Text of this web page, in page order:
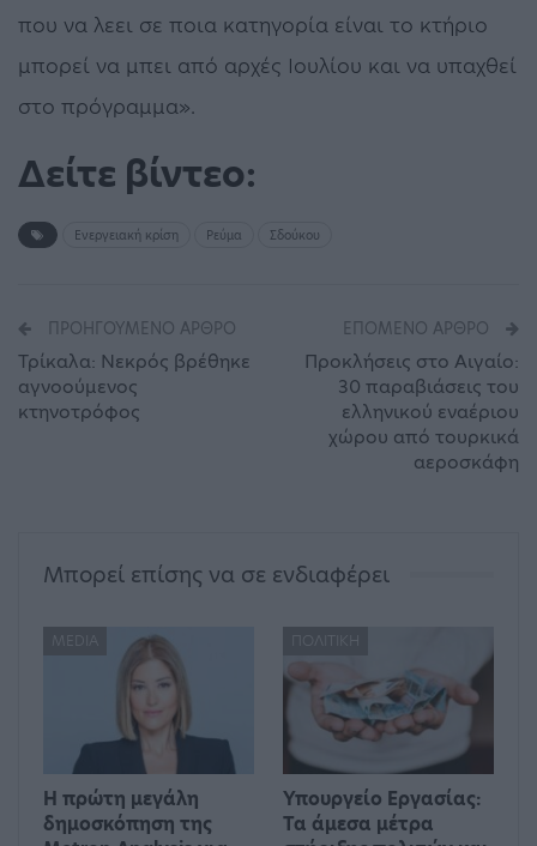
που να λεει σε ποια κατηγορία είναι το κτήριο
μπορεί να μπει από αρχές Ιουλίου και να υπαχθεί
στο πρόγραμμα».
Δείτε βίντεο:
Ενεργειακή κρίση Ρεύμα Σδούκου
ΠΡΟΗΓΟΎΜΕΝΟ ΆΡΘΡΟ
Τρίκαλα: Νεκρός βρέθηκε
αγνοούμενος
κτηνοτρόφος
ΕΠΌΜΕΝΟ ΆΡΘΡΟ
Προκλήσεις στο Αιγαίο:
30 παραβιάσεις του
ελληνικού εναέριου
χώρου από τουρκικά
αεροσκάφη
Μπορεί επίσης να σε ενδιαφέρει
MEDIA
Η πρώτη μεγάλη
δημοσκόπηση της
ΠΟΛΙΤΙΚΉ
Υπουργείο Εργασίας:
Τα άμεσα μέτρα